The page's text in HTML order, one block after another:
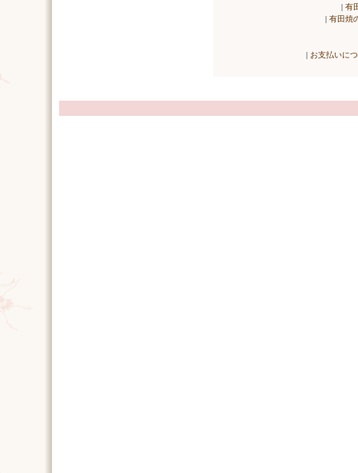
| 有
| 有田焼
| お支払いに